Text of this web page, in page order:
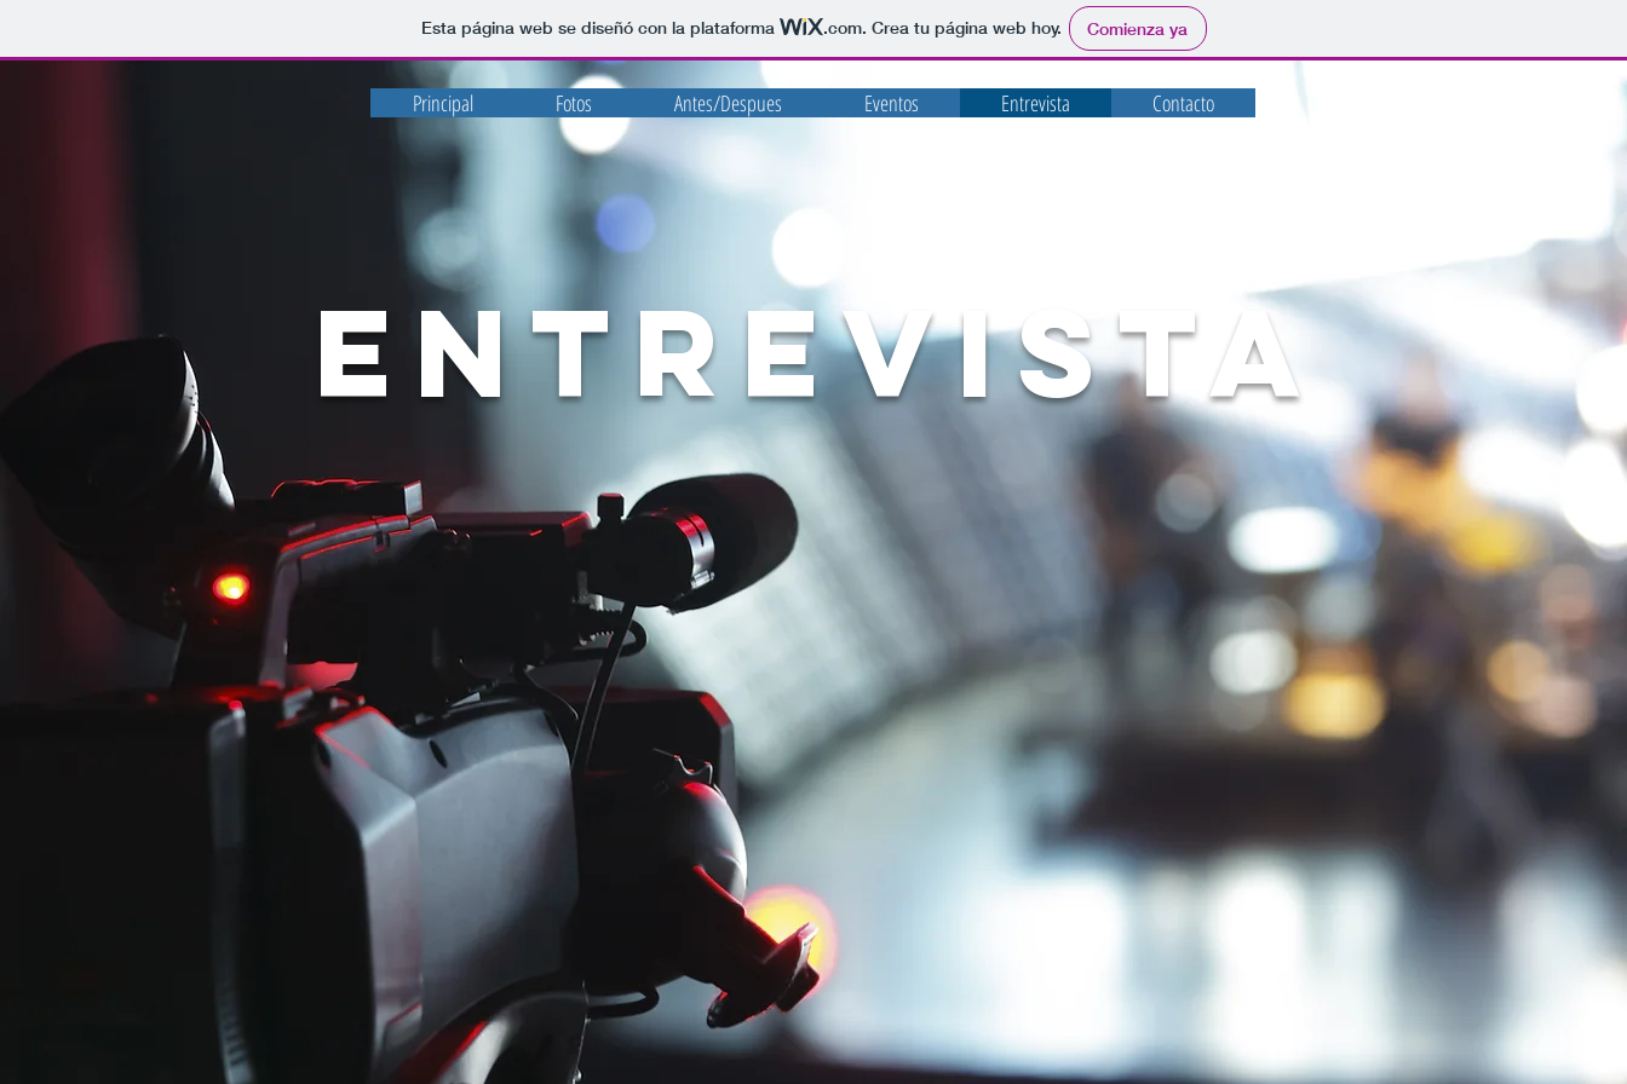
Esta página web se diseñó con la plataforma .com. Crea tu página web hoy. Comienza ya
Principal Fotos Antes/Despues Eventos Entrevista Contacto
ENTREVISTA